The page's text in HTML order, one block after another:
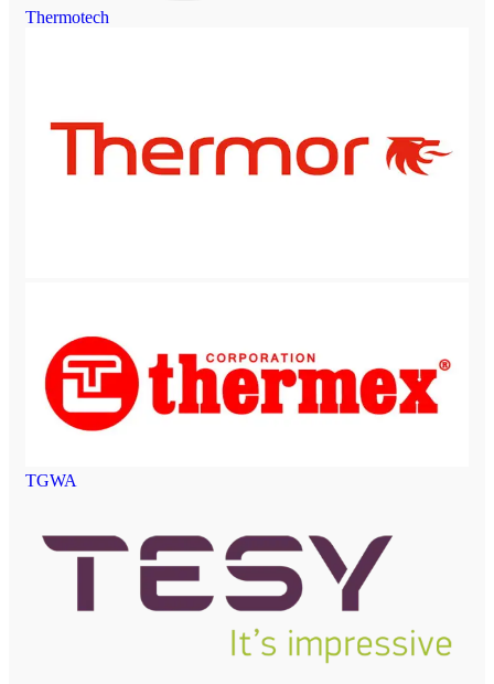
Thermotech
TGWA